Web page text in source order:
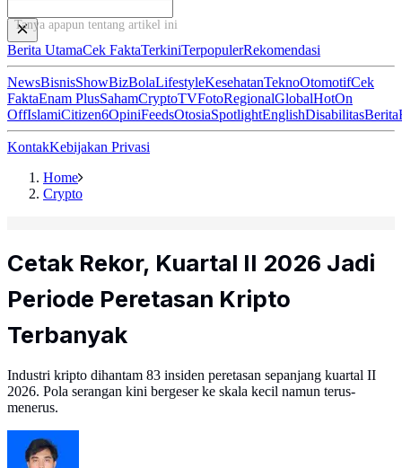
Tanya apapun tentang artikel ini
Berita UtamaCek FaktaTerkiniTerpopulerRekomendasi
NewsBisnisShowBizBolaLifestyleKesehatanTeknoOtomotifCek
FaktaEnam PlusSahamCryptoTVFotoRegionalGlobalHotOn
OffIslamiCitizen6OpiniFeedsOtosiaSpotlightEnglishDisabilitasBerita
KontakKebijakan Privasi
Home
Crypto
Cetak Rekor, Kuartal II 2026 Jadi
Periode Peretasan Kripto
Terbanyak
Industri kripto dihantam 83 insiden peretasan sepanjang kuartal II
2026. Pola serangan kini bergeser ke skala kecil namun terus-
menerus.